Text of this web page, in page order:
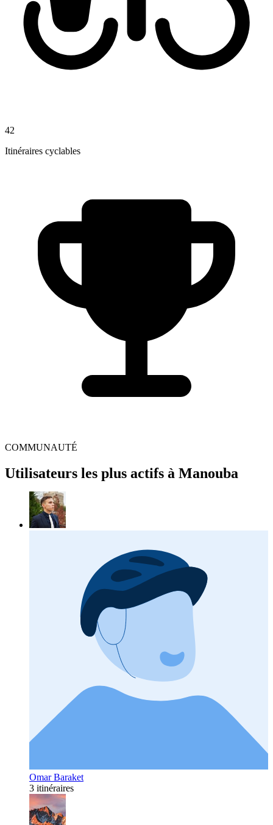
42
Itinéraires cyclables
COMMUNAUTÉ
Utilisateurs les plus actifs à Manouba
Omar Baraket
3 itinéraires